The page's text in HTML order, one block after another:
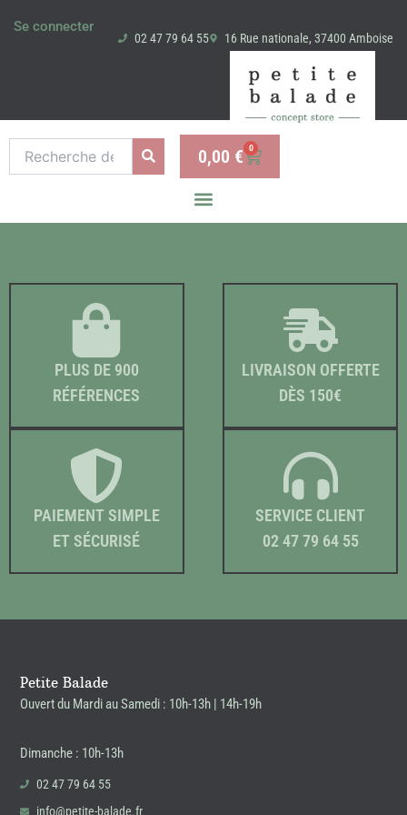
Se connecter
02 47 79 64 55 16 Rue nationale, 37400 Amboise
pour :
0,00 € 0
Panier
PLUS DE 900
RÉFÉRENCES
LIVRAISON OFFERTE
DÈS 150€
PAIEMENT SIMPLE
ET SÉCURISÉ
SERVICE CLIENT
02 47 79 64 55
Petite Balade
Ouvert du Mardi au Samedi : 10h-13h | 14h-19h
Dimanche : 10h-13h
02 47 79 64 55
info@petite-balade.fr